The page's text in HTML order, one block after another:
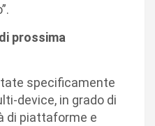
prossima
specificamente
device, in grado di
di piattaforme e